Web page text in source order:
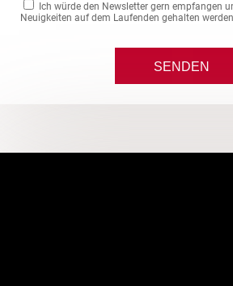
Ich würde den Newsletter gern empfangen
Neuigkeiten auf dem Laufenden gehalten werden